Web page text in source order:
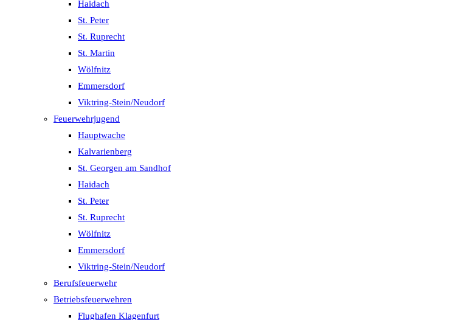
Haidach
St. Peter
St. Ruprecht
St. Martin
Wölfnitz
Emmersdorf
Viktring-Stein/Neudorf
Feuerwehrjugend
Hauptwache
Kalvarienberg
St. Georgen am Sandhof
Haidach
St. Peter
St. Ruprecht
Wölfnitz
Emmersdorf
Viktring-Stein/Neudorf
Berufsfeuerwehr
Betriebsfeuerwehren
Flughafen Klagenfurt